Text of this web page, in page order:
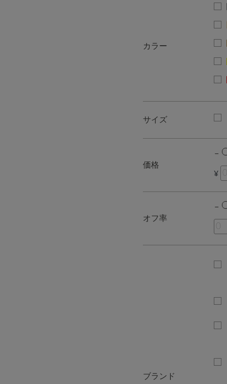
カラー
サイズ
価格
¥
オフ率
ブランド